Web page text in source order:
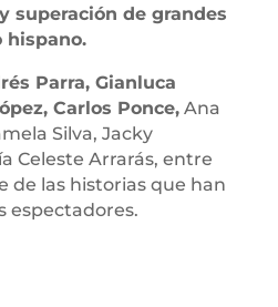
superación de grandes
hispano.
Parra, Gianluca
Carlos Ponce,Ana
Silva, Jacky
Celeste Arrarás, entre
de las historias que han
espectadores.